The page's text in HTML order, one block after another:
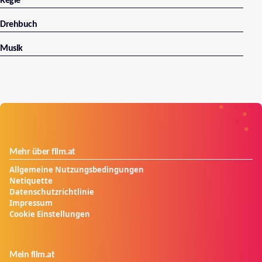
Drehbuch
Musik
Mehr über film.at
Allgemeine Nutzungsbedingungen
Netiquette
Datenschutzrichtlinie
Impressum
Cookie Einstellungen
Mein film.at